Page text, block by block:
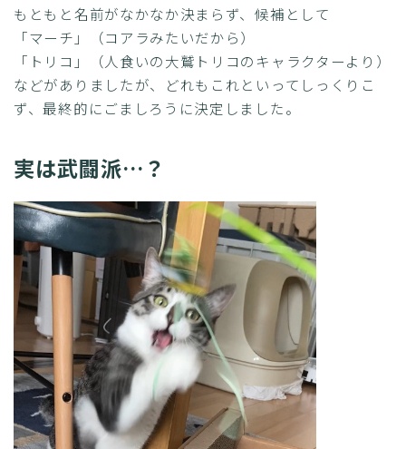
もともと名前がなかなか決まらず、候補として
「マーチ」（コアラみたいだから）
「トリコ」（人食いの大鷲トリコのキャラクターより）
などがありましたが、どれもこれといってしっくりこ
ず、最終的にごましろうに決定しました。
実は武闘派…？